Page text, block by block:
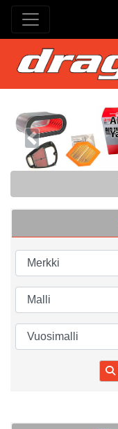
Previous